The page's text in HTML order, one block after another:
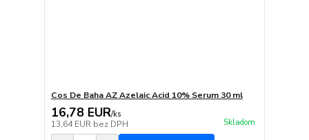
Cos De Baha AZ Azelaic Acid 10% Serum 30 ml
16,78 EUR/ks
13,64 EUR bez DPH Skladom